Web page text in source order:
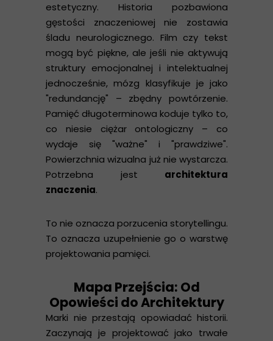
estetyczny. Historia pozbawiona
gęstości znaczeniowej nie zostawia
śladu neurologicznego. Film czy tekst
mogą być piękne, ale jeśli nie aktywują
struktury emocjonalnej i intelektualnej
jednocześnie, mózg klasyfikuje je jako
"redundancję" – zbędny powtórzenie.
Pamięć długoterminowa koduje tylko to,
co niesie ciężar ontologiczny – co
wydaje się "ważne" i "prawdziwe".
Powierzchnia wizualna już nie wystarcza.
Potrzebna jest architektura
znaczenia.
To nie oznacza porzucenia storytellingu.
To oznacza uzupełnienie go o warstwę
projektowania pamięci.
Mapa Przejścia: Od
Opowieści do Architektury
Marki nie przestają opowiadać historii.
Zaczynają je projektować jako trwałe